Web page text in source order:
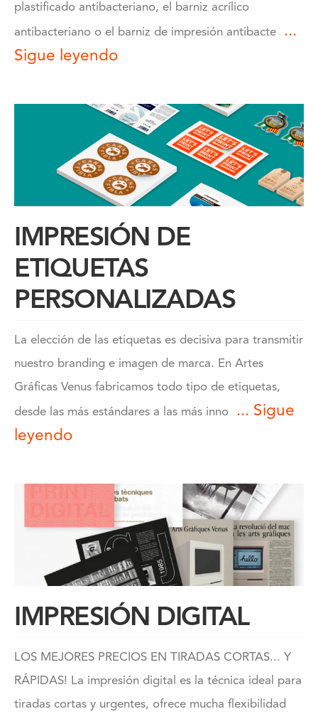
plastificado antibacteriano, el barniz acrílico
antibacteriano o el barniz de impresión antibacte ...
Sigue leyendo
IMPRESIÓN DE
ETIQUETAS
PERSONALIZADAS
La elección de las etiquetas es decisiva para transmitir
nuestro branding e imagen de marca. En Artes
Gráficas Venus fabricamos todo tipo de etiquetas,
desde las más estándares a las más inno ... Sigue
leyendo
IMPRESIÓN DIGITAL
LOS MEJORES PRECIOS EN TIRADAS CORTAS... Y
RÁPIDAS! La impresión digital es la técnica ideal para
tiradas cortas y urgentes, ofrece mucha flexibilidad